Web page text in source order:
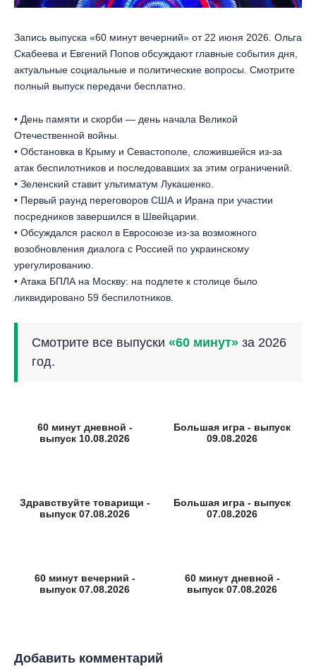
Запись выпуска «60 минут вечерний» от 22 июня 2026. Ольга
Скабеева и Евгений Попов обсуждают главные события дня,
актуальные социальные и политические вопросы. Смотрите
полный выпуск передачи бесплатно.
• День памяти и скорби — день начала Великой
Отечественной войны.
• Обстановка в Крыму и Севастополе, сложившейся из-за
атак беспилотников и последовавших за этим ограничений.
• Зеленский ставит ультиматум Лукашенко.
• Первый раунд переговоров США и Ирана при участии
посредников завершился в Швейцарии.
• Обсуждался раскол в Евросоюзе из-за возможного
возобновления диалога с Россией по украинскому
урегулированию.
• Атака БПЛА на Москву: на подлете к столице было
ликвидировано 59 беспилотников.
Смотрите все выпуски «60 минут» за 2026
год.
60 минут дневной -
выпуск 10.08.2026
Большая игра - выпуск
09.08.2026
Здравствуйте товарищи -
выпуск 07.08.2026
Большая игра - выпуск
07.08.2026
60 минут вечерний -
выпуск 07.08.2026
60 минут дневной -
выпуск 07.08.2026
Добавить комментарий